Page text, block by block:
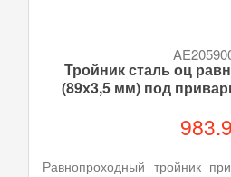
Тройник сталь оц
(89х3,5 мм) под
Равнопроходный тройник